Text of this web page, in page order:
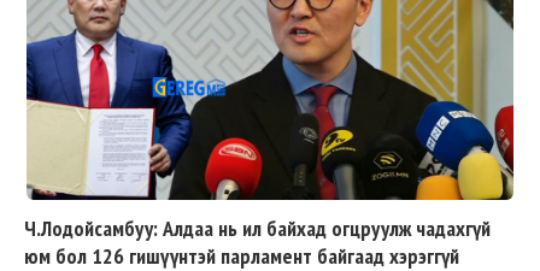
Ч.Лодойсамбуу: Алдаа нь ил байхад огцруулж чадахгүй
юм бол 126 гишүүнтэй парламент байгаад хэрэггүй